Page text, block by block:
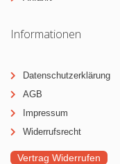
Informationen
Datenschutzerklärung
AGB
Impressum
Widerrufsrecht
Vertrag Widerrufen